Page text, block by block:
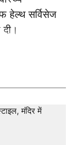
हेल्थ सर्विसेज